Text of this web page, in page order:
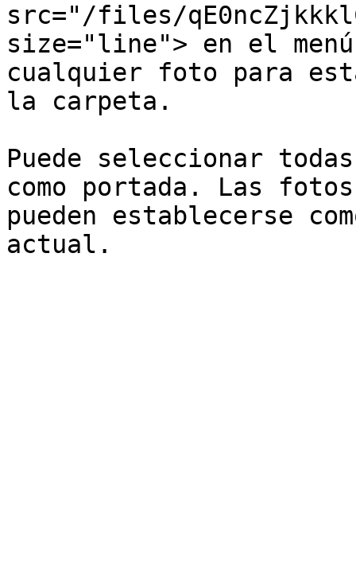
src="/files/
size="line"> en el
cualquier foto para
la carpeta.
Puede seleccionar
como portada. Las
pueden establecerse